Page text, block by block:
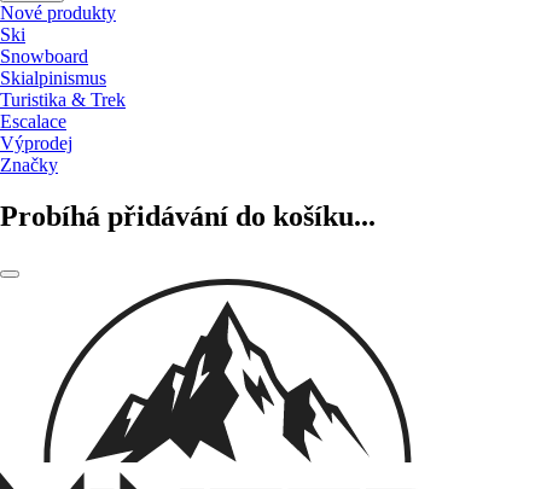
Nové produkty
Ski
Snowboard
Skialpinismus
Turistika & Trek
Escalace
Výprodej
Značky
Probíhá přidávání do košíku...